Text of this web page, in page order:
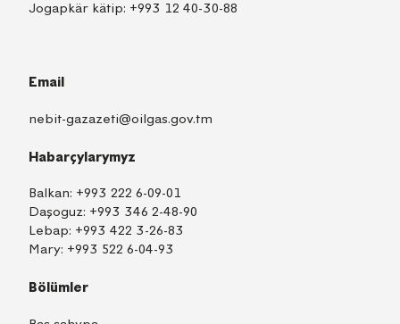
Jogapkär kätip: +993 12 40-30-88
Email
nebit-gazazeti@oilgas.gov.tm
Habarçylarymyz
Balkan: +993 222 6-09-01
Daşoguz: +993 346 2-48-90
Lebap: +993 422 3-26-83
Mary: +993 522 6-04-93
Bölümler